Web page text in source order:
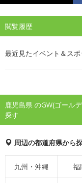
閲覧履歴
最近見たイベント＆スポ
鹿児島県 のGW(ゴール
探す
周辺の都道府県から
九州・沖縄 福